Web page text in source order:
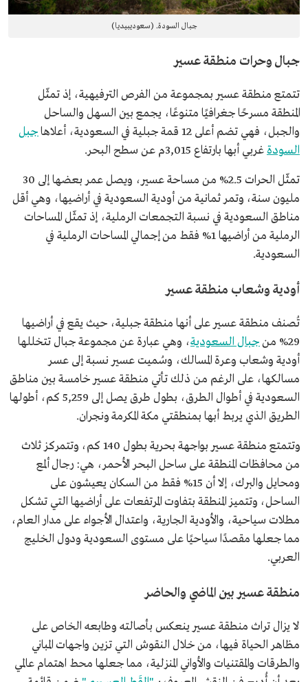
جبال السودة. (سعوديبيديا)
جبال وحرات منطقة عسير
تتمتع منطقة عسير بمجموعة من الفرص الترفيهية، إذ تمثّل
المنطقة مسرحًا جغرافيًا متنوعًا، يجمع بين السهل والساحل
والجبل، فهي تضم أعلى 12 قمة جبلية في السعودية، أعلاها
جبل
السودة غربي أبها بارتفاع 3,015م عن سطح البحر.
تمثّل الحرات 2.5% من مساحة عسير، ويصل عمر بعضها إلى 30
مليون سنة، وتمر ثمانية من أودية السعودية في أراضيها، وهي أقل
مناطق السعودية في نسبة التجمعات الرملية، إذ تمثّل المساحات
الرملية من أراضيها 1% فقط من إجمالي المساحات الرملية في
السعودية.
أودية وشعاب منطقة عسير
تُصنف منطقة عسير على أنها منطقة جبلية، حيث يقع في أراضيها
29% من
جبال السعودية، وهي عبارة عن مجموعة جبال تتخللها
أودية وشعاب وعرة المسالك، وسُميت عسير نسبة إلى عسر
مسالكها، على الرغم من ذلك تأتي منطقة عسير خامسة بين مناطق
السعودية في أطوال الطرق، بطول طرق يصل إلى 5,259 كم، أطولها
الطريق الذي يربط أبها بمنطقتي مكة المكرمة ونجران.
وتتمتع منطقة عسير بواجهة بحرية بطول 140 كم، وتتمركز ثلاث
من محافظات المنطقة على ساحل البحر الأحمر، هي: رجال ألمع
ومحايل والبرك، إلا أن 15% فقط من السكان يعيشون على
الساحل، وتتميز المنطقة بتفاوت المرتفعات على أراضيها التي تشكل
مطلات سياحية، والأودية الجارية، واعتدال الأجواء على مدار العام،
مما جعلها مقصدًا سياحيًا على مستوى السعودية ودول الخليج
العربي.
منطقة عسير بين الماضي والحاضر
لا يزال تراث منطقة عسير ينعكس بأصالته وطابعه الخاص على
مظاهر الحياة فيها، من خلال النقوش التي تزين واجهات المباني
والطرقات والمقتنيات والأواني المنزلية، مما جعلها محط اهتمام عالمي